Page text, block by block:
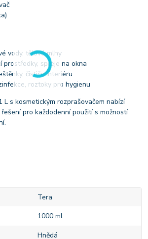
vody, tělové mlhy
prostředky, spreje na okna
čističe interiéru
roztoky pro hygienu
s kosmetickým rozprašovačem nabízí
pro každodenní použití s možností
Tera
1000 ml
Hnědá